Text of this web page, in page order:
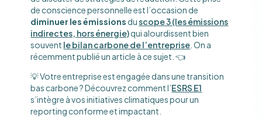
de conscience personnelle est l’occasion de
diminuer les émissions duscope 3 (les émissions
indirectes, hors énergie)qui alourdissent bien
souvent le bilan carbone de l’entreprise . On a
récemment publié un article à ce sujet. 👈
💡 Votre entreprise est engagée dans une transition
bas carbone ? Découvrez comment l’ESRS E1
s’intègre à vos initiatives climatiques pour un
reporting conforme et impactant.